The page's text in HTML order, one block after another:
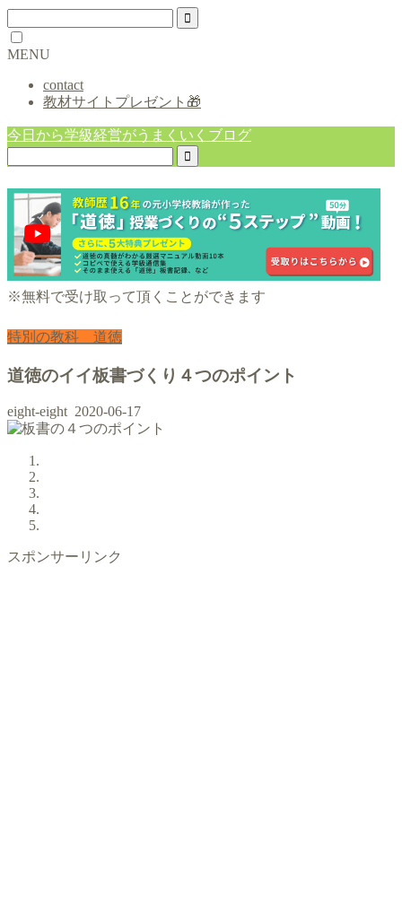
MENU
contact
教材サイトプレゼント🎁
今日から学級経営がうまくいくブログ
※無料で受け取って頂くことができます
特別の教科 道徳
道徳のイイ板書づくり４つのポイント
eight-eight 2020-06-17
スポンサーリンク